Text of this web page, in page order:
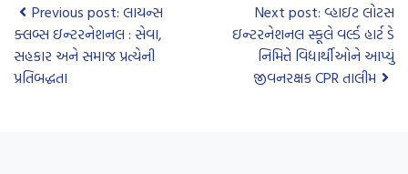
Previous post: લાયન્સ
ક્લબ્સ ઇન્ટરનેશનલ : સેવા,
સહકાર અને સમાજ પ્રત્યેની
પ્રતિબદ્ધતા
Next post: વ્હાઇટ લોટસ
ઇન્ટરનેશનલ સ્કૂલે વર્લ્ડ હાર્ટ ડે
નિમિત્તે વિદ્યાર્થીઓને આપ્યું
જીવનરક્ષક CPR તાલીમ